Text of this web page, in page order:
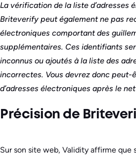
La vérification de la liste d’adresses
Briteverify peut également ne pas
électroniques comportant des
supplémentaires. Ces identifiants
inconnus ou ajoutés à la liste des
incorrectes. Vous devrez donc
d’adresses électroniques après le
Précision de
Sur son site web, Validity affirme que